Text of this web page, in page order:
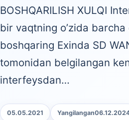
BOSHQARILISH XULQI
bir vaqtning o’zida
boshqaring Exinda SD
tomonidan belgilangan
interfeysdan…
05.05.2021 Yangilangan